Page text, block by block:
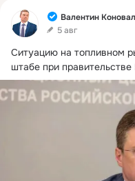
Фид
Валентин
5 авг
Ситуацию на топливном
штабе при